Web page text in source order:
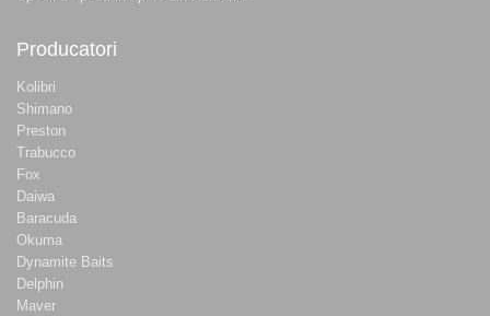
Producatori
Kolibri
Shimano
Preston
Trabucco
Fox
Daiwa
Baracuda
Okuma
Dynamite Baits
Delphin
Maver